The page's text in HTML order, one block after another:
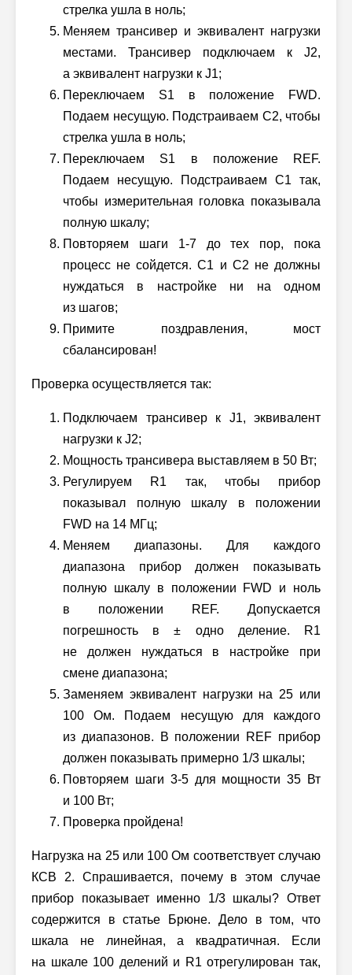
стрелка ушла в ноль;
Меняем трансивер и эквивалент нагрузки
местами. Трансивер подключаем к J2,
а эквивалент нагрузки к J1;
Переключаем S1 в положение FWD.
Подаем несущую. Подстраиваем C2, чтобы
стрелка ушла в ноль;
Переключаем S1 в положение REF.
Подаем несущую. Подстраиваем C1 так,
чтобы измерительная головка показывала
полную шкалу;
Повторяем шаги 1-7 до тех пор, пока
процесс не сойдется. C1 и С2 не должны
нуждаться в настройке ни на одном
из шагов;
Примите поздравления, мост
сбалансирован!
Проверка осуществляется так:
Подключаем трансивер к J1, эквивалент
нагрузки к J2;
Мощность трансивера выставляем в 50 Вт;
Регулируем R1 так, чтобы прибор
показывал полную шкалу в положении
FWD на 14 МГц;
Меняем диапазоны. Для каждого
диапазона прибор должен показывать
полную шкалу в положении FWD и ноль
в положении REF. Допускается
погрешность в ± одно деление. R1
не должен нуждаться в настройке при
смене диапазона;
Заменяем эквивалент нагрузки на 25 или
100 Ом. Подаем несущую для каждого
из диапазонов. В положении REF прибор
должен показывать примерно 1/3 шкалы;
Повторяем шаги 3-5 для мощности 35 Вт
и 100 Вт;
Проверка пройдена!
Нагрузка на 25 или 100 Ом соответствует случаю
КСВ 2. Спрашивается, почему в этом случае
прибор показывает именно 1/3 шкалы? Ответ
содержится в статье Брюне. Дело в том, что
шкала не линейная, а квадратичная. Если
на шкале 100 делений и R1 отрегулирован так,